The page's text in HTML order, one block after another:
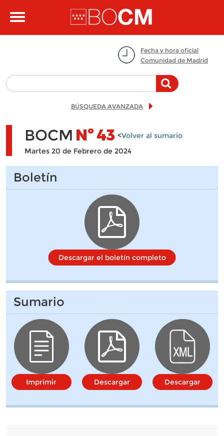
Toggle
Fecha y hora oficial
Comunidad de Madrid
BÚSQUEDA AVANZADA
BOCM Nº43 <Volver al sumario
Martes 20 de Febrero de 2024
Boletín
Descargar el boletín completo
Sumario
Imprimir Descargar Descargar